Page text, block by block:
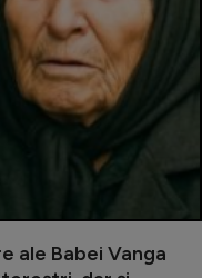
ale Babei Vanga